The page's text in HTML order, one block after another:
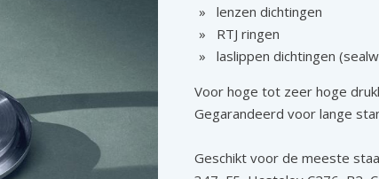
lenzen dichtingen
RTJ ringen
laslippen dichtingen
Voor hoge tot zeer hoge
Gegarandeerd voor lange
Geschikt voor de meeste